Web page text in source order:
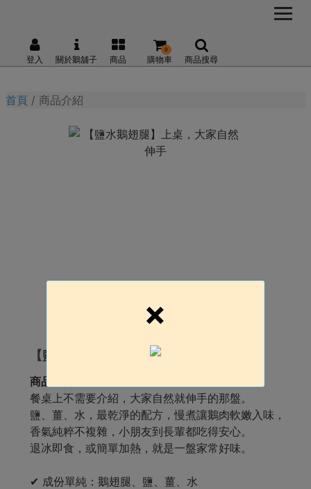
登入 關於鵝舖子 商品 購物車
0
商品搜尋
首頁 商品介紹
【鹽水鵝翅腿】上桌，大家自然伸手
商品簡介:
餐桌上不需要介紹，大家自然就伸手的那盤。
鹽、薑、水，最乾淨的配方，慢煮讓鵝肉軟嫩入味，
香氣純粹不複雜，小朋友到長輩都吃得安心。
退冰即食，或簡單加熱，就是一盤家常好味。
✔ 成份單純：鵝翅腿、鹽、薑、水
×